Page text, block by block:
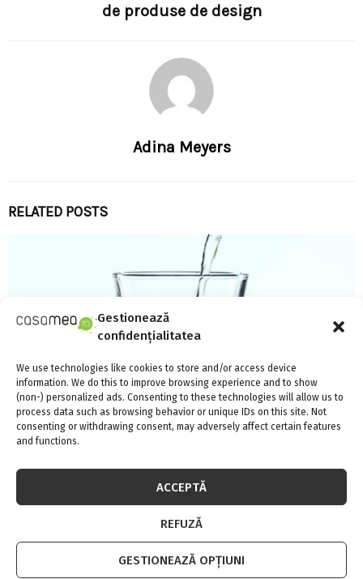
Gestionează
confidențialitatea
We use technologies like cookies to store and/or access device
information. We do this to improve browsing experience and to show
(non-) personalized ads. Consenting to these technologies will allow us to
process data such as browsing behavior or unique IDs on this site. Not
consenting or withdrawing consent, may adversely affect certain features
and functions.
ACCEPTĂ
REFUZĂ
GESTIONEAZĂ OPȚIUNI
de produse de design
Adina Meyers
RELATED POSTS
5 sfaturi esențiale pentru cei care doresc să își
cumpere un dozator de apă pentru acasă